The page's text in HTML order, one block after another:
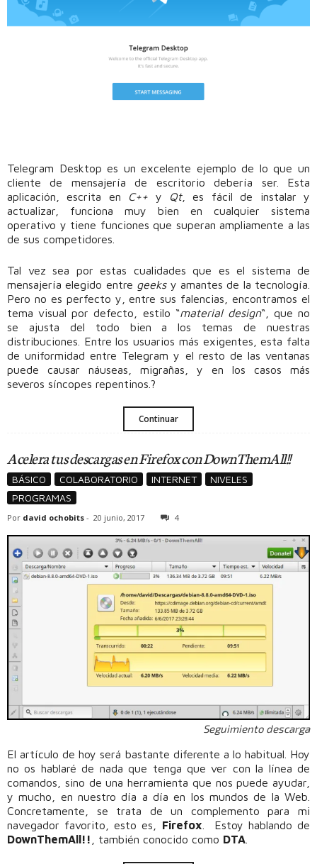
Telegram Desktop es un excelente ejemplo de lo que un
cliente de mensajería de escritorio debería ser. Esta
aplicación, escrita en C++ y Qt, es fácil de instalar y
actualizar, funciona muy bien en cualquier sistema
operativo y tiene funciones que superan ampliamente a las
de sus competidores.
Tal vez sea por estas cualidades que es el sistema de
mensajería elegido entre geeksy amantes de la tecnología.
Pero no es perfecto y, entre sus falencias, encontramos el
tema visual por defecto, estilo “material design“, que no
se ajusta del todo bien a los temas de nuestras
distribuciones. Entre los usuarios más exigentes, esta falta
de uniformidad entre Telegram y el resto de las ventanas
puede causar náuseas, migrañas, y en los casos más
severos síncopes repentinos.?
Continuar
Acelera tus descargas en Firefox con DownThemAll!!
BÁSICO COLABORATORIO INTERNET
NIVELES
PROGRAMAS
Por david ochobits - 20 junio, 2017 4
Seguimiento descarga
El artículo de hoy será bastante diferente a lo habitual. Hoy
no os hablaré de nada que tenga que ver con la línea de
comandos, sino de una herramienta que nos puede ayudar,
y mucho, en nuestro día a día en los mundos de la Web.
Concretamente, se trata de un complemento para mi
navegador favorito, esto es, Firefox . Estoy hablando de
DownThemAll!!
, también conocido como DTA